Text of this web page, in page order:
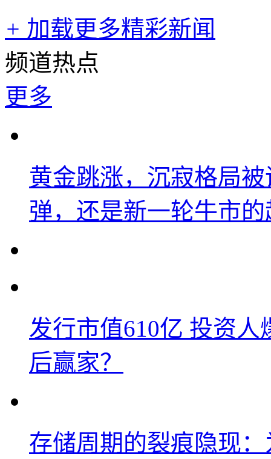
+ 加载更多精彩新闻
频道热点
更多
黄金跳涨，沉寂格局
弹，还是新一轮牛市
发行市值610亿 投资
后赢家？
存储周期的裂痕隐现